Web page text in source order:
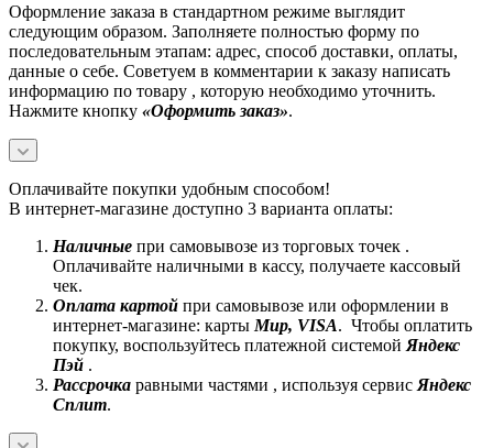
Оформление заказа в стандартном режиме выглядит
следующим образом. Заполняете полностью форму по
последовательным этапам: адрес, способ доставки, оплаты,
данные о себе. Советуем в комментарии к заказу написать
информацию по товару , которую необходимо уточнить.
Нажмите кнопку «Оформить заказ».
Оплачивайте покупки удобным способом!
В интернет-магазине доступно 3 варианта оплаты:
Наличные при самовывозе из торговых точек .
Оплачивайте наличными в кассу, получаете кассовый
чек.
Оплата картой при самовывозе или оформлении в
интернет-магазине: карты Mир, VISA. Чтобы оплатить
покупку, воспользуйтесь платежной системой Яндекс
Пэй .
Рассрочка равными частями , используя сервис Яндекс
Сплит.